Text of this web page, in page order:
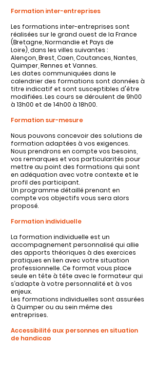
Formation inter-entreprises
Les formations inter-entreprises sont
réalisées sur le grand ouest de la France
(Bretagne, Normandie et Pays de
Loire), dans les villes suivantes :
Alençon, Brest, Caen, Coutances, Nantes,
Quimper, Rennes et Vannes.
Les dates communiquées dans le
calendrier des formations sont données à
titre indicatif et sont susceptibles d'être
modifiées.Les cours se déroulent de 9h00
à 13h00 et de 14h00 à 18h00.
Formation sur-mesure
Nous pouvons concevoir des solutions de
formation adaptées à vos exigences.
Nous prendrons en compte vos besoins,
vos remarques et vos particularités pour
mettre au point des formations qui sont
en adéquation avec votre contexte et le
profil des participant.
Un programme détaillé prenant en
compte vos objectifs vous sera alors
proposé.
Formation individuelle
La formation individuelle est un
accompagnement personnalisé qui allie
des apports théoriques à des exercices
pratiques en lien avec votre situation
professionnelle. Ce format vous place
seule en tête à tête avec le formateur qui
s’adapte à votre personnalité et à vos
enjeux.
Les formations individuelles sont assurées
à Quimper ou au sein même des
entreprises.
Accessibilité aux personnes en situation
de handicap